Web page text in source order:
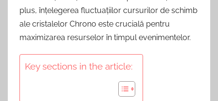
plus, înțelegerea fluctuațiilor cursurilor de schimb
ale cristalelor Chrono este crucială pentru
maximizarea resurselor în timpul evenimentelor.
Key sections in the article: